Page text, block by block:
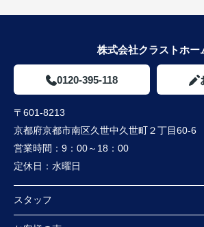
株式会社クラストホー
0120-395-118
〒601-8213
京都府京都市南区久世中久世町２丁目60-6
営業時間： 9：00～18：00
定休日： 水曜日
スタッフ